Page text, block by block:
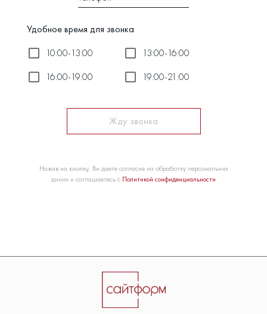
Удобное время для звонка
10:00-13:00
13:00-16:00
16:00-19:00
19:00-21:00
Жду звонка
Нажав на кнопку, Ви даете согласие на обработку персональних
днних и соглашаетесь с Политикой сонфиденциальности